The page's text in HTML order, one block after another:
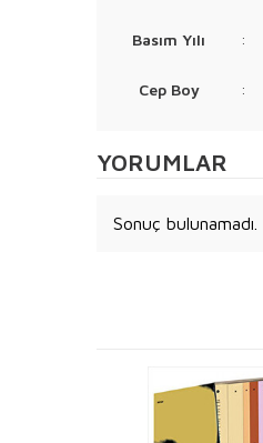
Basım Yılı :
Cep Boy :
YORUMLAR
Sonuç bulunamadı.